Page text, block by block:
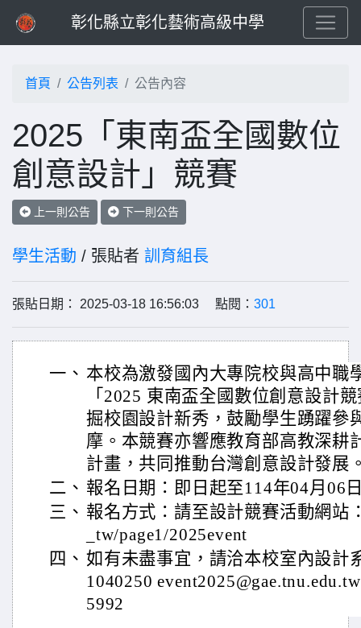
彰化縣立彰化藝術高級中學
首頁 公告列表 公告內容
2025「東南盃全國數位
創意設計」競賽
上一則公告 下一則公告
學生活動 / 張貼者 訓育組長
張貼日期： 2025-03-18 16:56:03 點閱： 301
一、 本校為激發國內大專院校與高中職
「2025 東南盃全國數位創意設計
掘校園設計新秀，鼓勵學生踴躍參
摩。本競賽亦響應教育部高教深耕
計畫，共同推動台灣創意設計發展
二、 報名日期：即日起至114年04月06
三、 報名方式：請至設計競賽活動網站
_tw/page1/2025event
四、 如有未盡事宜，請洽本校室內設計
1040250
5992